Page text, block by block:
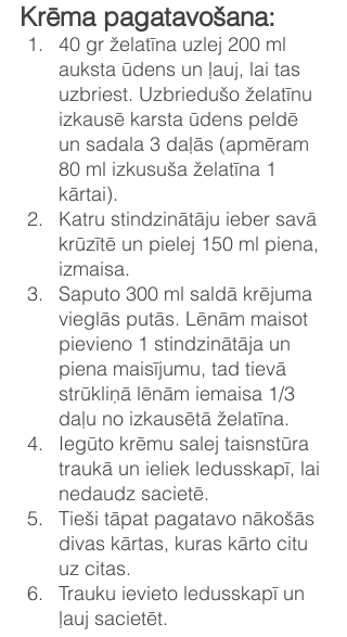
Krēma pagatavošana:
40 gr želatīna uzlej 200 ml
auksta ūdens un ļauj, lai tas
uzbriest. Uzbriedušo želatīnu
izkausē karsta ūdens peldē
un sadala 3 daļās (apmēram
80 ml izkusuša želatīna 1
kārtai).
Katru stindzinātāju ieber savā
krūzītē un pielej 150 ml piena,
izmaisa.
Saputo 300 ml saldā krējuma
vieglās putās. Lēnām maisot
pievieno 1 stindzinātāja un
piena maisījumu, tad tievā
strūkliņā lēnām iemaisa 1/3
daļu no izkausētā želatīna.
Iegūto krēmu salej taisnstūra
traukā un ieliek ledusskapī, lai
nedaudz sacietē.
Tieši tāpat pagatavo nākošās
divas kārtas, kuras kārto citu
uz citas.
Trauku ievieto ledusskapī un
ļauj sacietēt.